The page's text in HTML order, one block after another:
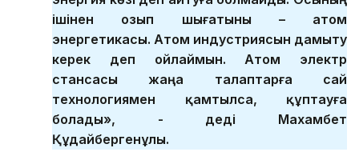
ішінен озып шығатыны – атом
энергетикасы. Атом индустриясын дамыту
керек деп ойлаймын. Атом электр
стансасы жаңа талаптарға сай
технологиямен қамтылса, құптауға
болады», - деді Махамбет
Құдайбергенұлы.